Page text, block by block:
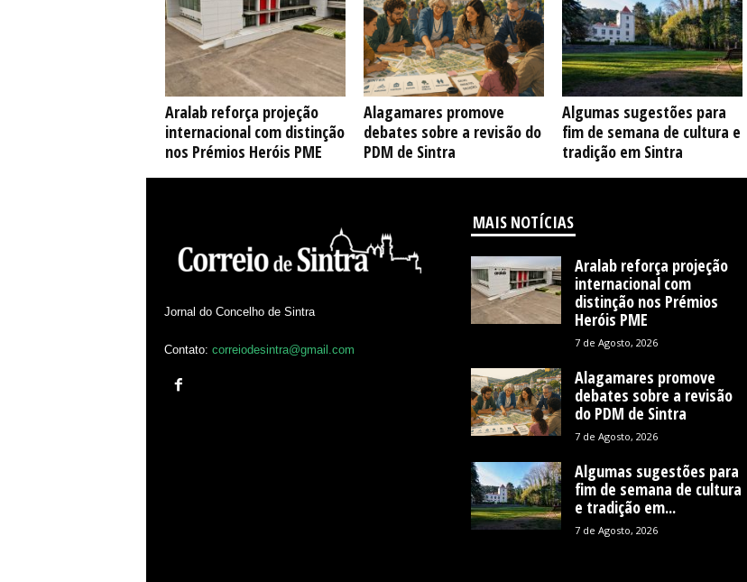
Aralab reforça projeção
internacional com distinção
nos Prémios Heróis PME
Alagamares promove
debates sobre a revisão do
PDM de Sintra
Algumas sugestões para
fim de semana de cultura e
tradição em Sintra
Jornal do Concelho de Sintra
Contato: correiodesintra@gmail.com
MAIS NOTÍCIAS
Aralab reforça projeção
internacional com
distinção nos Prémios
Heróis PME
7 de Agosto, 2026
Alagamares promove
debates sobre a revisão
do PDM de Sintra
7 de Agosto, 2026
Algumas sugestões para
fim de semana de cultura
e tradição em...
7 de Agosto, 2026